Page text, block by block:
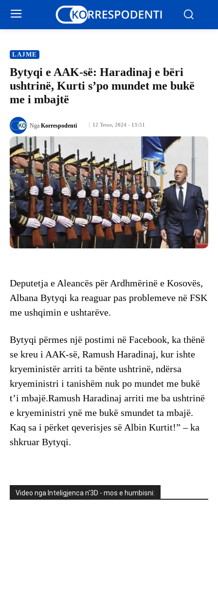
LAJME
Bytyqi e AAK-së: Haradinaj e bëri
ushtrinë, Kurti s’po mundet me bukë
me i mbajtë
12 Tetor, 2024 - 13:51
Nga Korrespodenti
Deputetja e Aleancës për Ardhmërinë e Kosovës,
Albana Bytyqi ka reaguar pas problemeve në FSK
me ushqimin e ushtarëve.
Bytyqi përmes një postimi në Facebook, ka thënë
se kreu i AAK-së, Ramush Haradinaj, kur ishte
kryeministër arriti ta bënte ushtrinë, ndërsa
kryeministri i tanishëm nuk po mundet me bukë
t’i mbajë.Ramush Haradinaj arriti me ba ushtrinë
e kryeministri ynë me bukë smundet ta mbajë.
Kaq sa i përket qeverisjes së Albin Kurtit!” – ka
shkruar Bytyqi.
Video nga Inteligjenca n'3D - mos e humbisni: